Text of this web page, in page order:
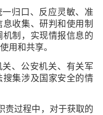
一归口、反应灵敏、准
收集、研判和使用制
制，实现情报信息的
用和共享。
关、公安机关、有关军
集涉及国家安全的情
责过程中，对于获取的